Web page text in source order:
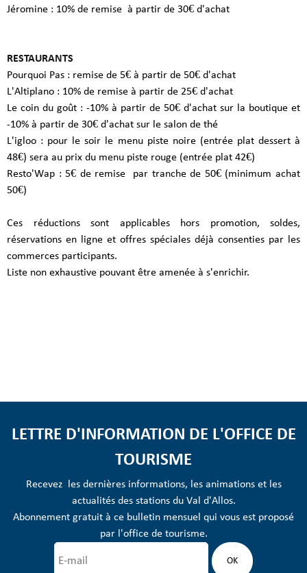
Jéromine : 10% de remise à partir de 30€ d'achat
RESTAURANTS
Pourquoi Pas : remise de 5€ à partir de 50€ d'achat
L'Altiplano : 10% de remise à partir de 25€ d'achat
Le coin du goût : -10% à partir de 50€ d'achat sur la boutique et
-10% à partir de 30€ d'achat sur le salon de thé
L'igloo : pour le soir le menu piste noire (entrée plat dessert à
48€) sera au prix du menu piste rouge (entrée plat 42€)
Resto'Wap : 5€ de remise par tranche de 50€ (minimum achat
50€)
Ces réductions sont applicables hors promotion, soldes,
réservations en ligne et offres spéciales déjà consenties par les
commerces participants.
Liste non exhaustive pouvant être amenée à s'enrichir.
LETTRE D'INFORMATION DE L'OFFICE DE
TOURISME
Recevez les dernières informations, les animations et les
actualités des stations du Val d'Allos.
Abonnement gratuit à ce bulletin mensuel qui vous est proposé
par l'office de tourisme.